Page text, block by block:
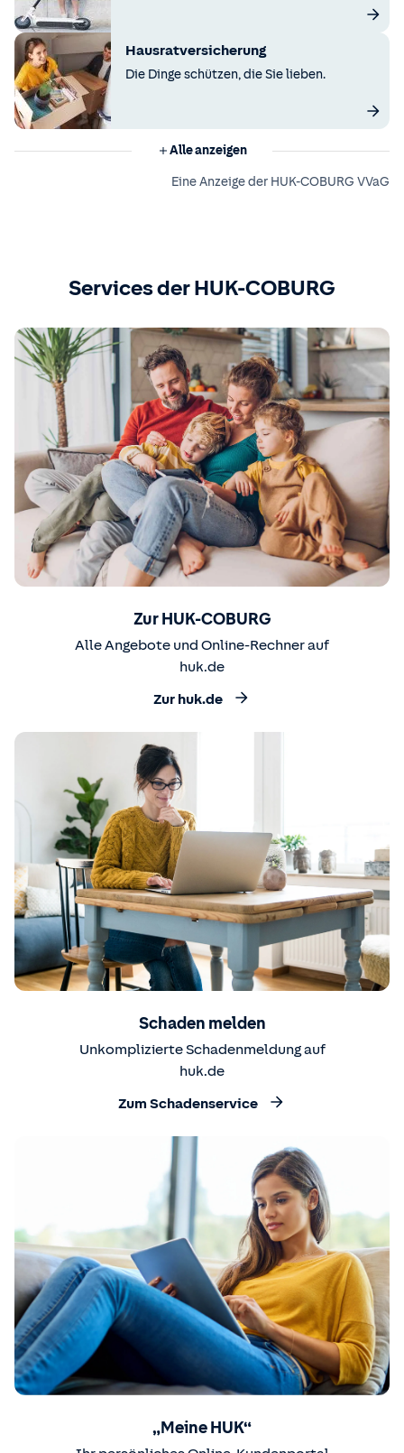
Hausratversicherung
Die Dinge schützen, die Sie lieben.
Alle anzeigen
Eine Anzeige der HUK-COBURG VVaG
Services der HUK-COBURG
Zur HUK-COBURG
Alle Angebote und Online-Rechner auf
huk.de
Zur huk.de
Schaden melden
Unkomplizierte Schadenmeldung auf
huk.de
Zum Schadenservice
„Meine HUK“